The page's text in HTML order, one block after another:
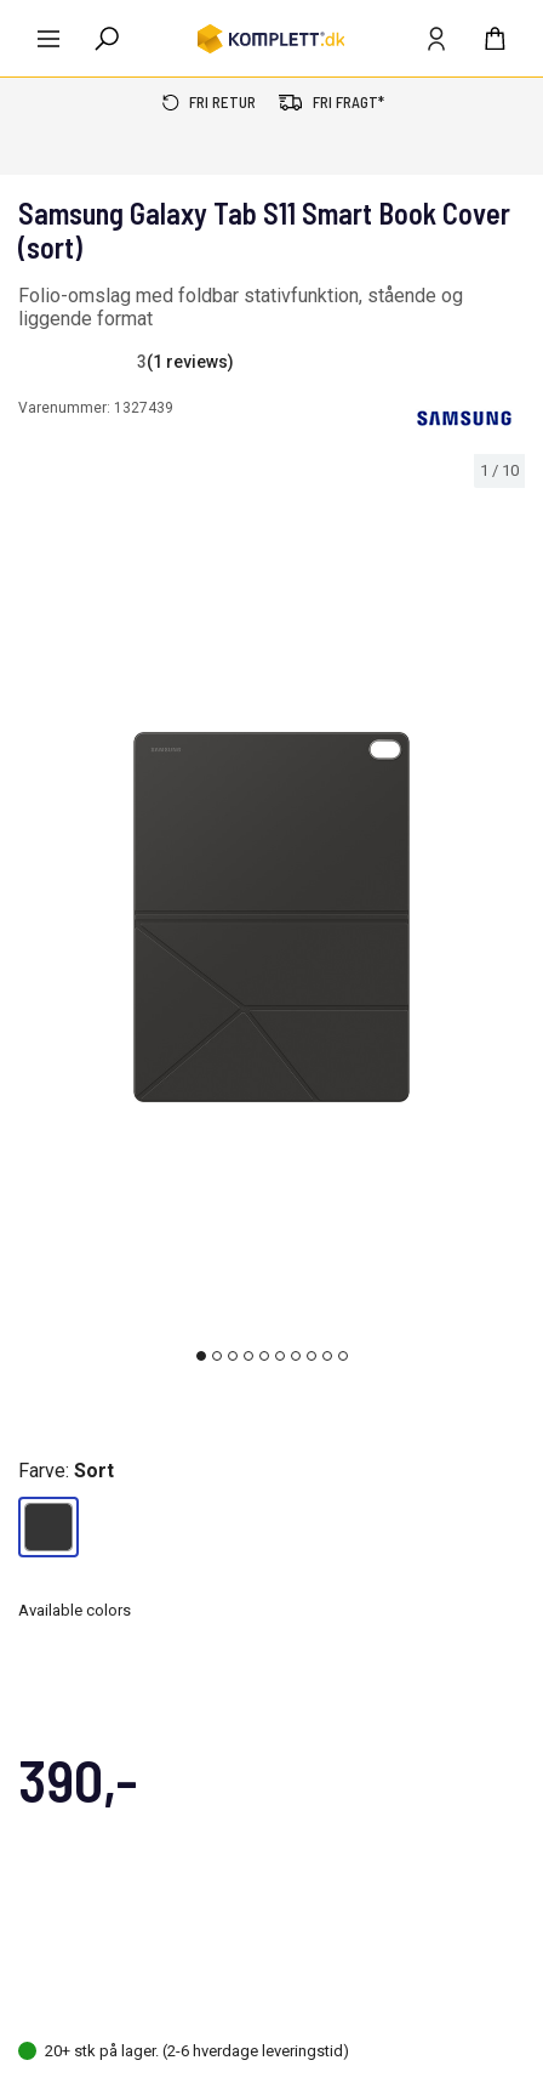
FRI RETUR FRI FRAGT*
1 / 10
Samsung Galaxy Tab S11 Smart Book Cover
(sort)
Folio-omslag med foldbar stativfunktion, stående og
liggende format
3(1 reviews)
Varenummer: 1327439
390,-
Farve: Sort
Available colors
20+ stk på lager. (2-6 hverdage leveringstid)